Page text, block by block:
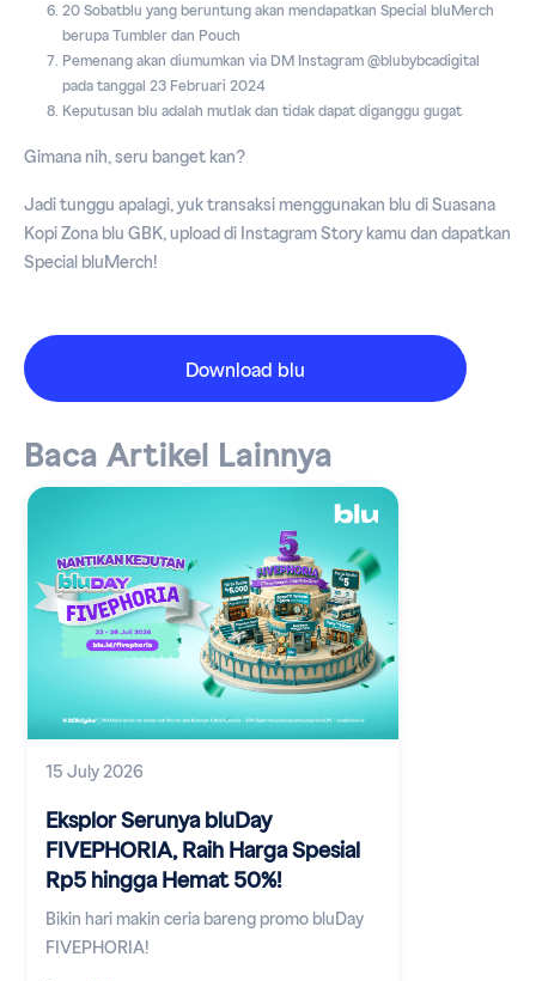
20 Sobatblu yang beruntung akan mendapatkan Special bluMerch
berupa Tumbler dan Pouch
Pemenang akan diumumkan via DM Instagram @blubybcadigital
pada tanggal 23 Februari 2024
Keputusan blu adalah mutlak dan tidak dapat diganggu gugat
Gimana nih, seru banget kan?
Jadi tunggu apalagi, yuk transaksi menggunakan blu di Suasana
Kopi Zona blu GBK, upload di Instagram Story kamu dan dapatkan
Special bluMerch!
Download blu
Baca Artikel Lainnya
15 July 2026
Eksplor Serunya bluDay
FIVEPHORIA, Raih Harga Spesial
Rp5 hingga Hemat 50%!
Bikin hari makin ceria bareng promo bluDay
FIVEPHORIA!